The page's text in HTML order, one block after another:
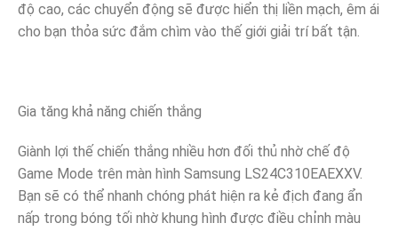
độ cao, các chuyển động sẽ được hiển thị liền mạch, êm ái
cho bạn thỏa sức đắm chìm vào thế giới giải trí bất tận.
Gia tăng khả năng chiến thắng
Giành lợi thế chiến thắng nhiều hơn đối thủ nhờ chế độ
Game Mode trên màn hình Samsung LS24C310EAEXXV.
Bạn sẽ có thể nhanh chóng phát hiện ra kẻ địch đang ẩn
nấp trong bóng tối nhờ khung hình được điều chỉnh màu